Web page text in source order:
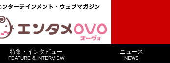
特集・インタビュー
FEATURE & INTERVIEW
ニュース
NEWS